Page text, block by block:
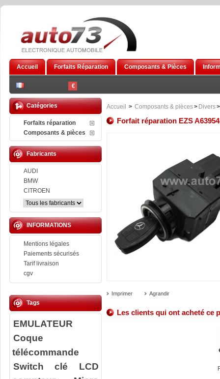
€
Accueil Forfaits Réparation Composants & Pièces
Catégories
Forfaits réparation
Composants & pièces
Fabricants
AUDI
BMW
CITROEN
INFORMATIONS
Mentions légales
Paiements sécurisés
Tarif livraison
cgv
Tags
EMULATEUR
Coque
télécommande
Switch clé
LCD
Accueil > Composants & pièces> Divers>
Forfait réparation EZS
Imprimer Agrandir
Les clients qui ont acheté ce